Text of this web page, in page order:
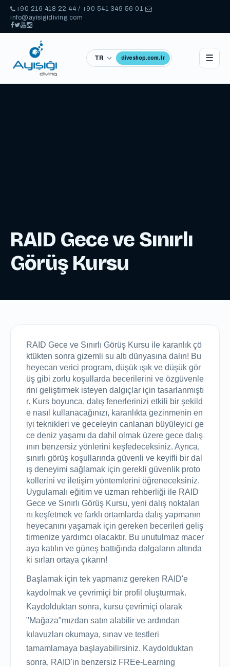
+90 216 418 22 44 / +90 541 349 56 01·
info@ayisigidiving.com
diveshop.com.tr ☰
RAID Gece ve Sınırlı
Görüş Kursu
RAID Gece ve Sınırlı Görüş Kursu ile karanlık çö
ktükten sonra gizemli su altı dünyasına dalın! Bu
heyecan verici program, düşük ışık ve düşük gör
üş gibi zorlu koşullarda becerilerini ve özgüvenle
rini geliştirmek isteyen dalgıçlar için tasarlanmıştı
r. Kurs boyunca, dalış fenerlerinizi etkili bir şekild
e nasıl kullanacağınızı, karanlıkta gezinmenin en
iyi teknikleri ve geceleyin canlanan büyüleyici ge
ce deniz yaşamı da dahil olmak üzere gece dalış
ının benzersiz yönlerini keşfedeceksiniz. Ayrıca,
sınırlı görüş koşullarında güvenli ve keyifli bir dal
ış deneyimi sağlamak için gerekli güvenlik proto
kollerini ve iletişim yöntemlerini öğreneceksiniz.
Uygulamalı eğitim ve uzman rehberliği ile RAID
Gece ve Sınırlı Görüş Kursu, yeni dalış noktaları
nı keşfetmek ve farklı ortamlarda dalış yapmanın
heyecanını yaşamak için gereken becerileri geliş
tirmenize yardımcı olacaktır. Bu unutulmaz macer
aya katılın ve güneş battığında dalgaların altında
ki sırları ortaya çıkarın!
Başlamak için tek yapmanız gereken RAID'e
kaydolmak ve çevrimiçi bir profil oluşturmak.
Kaydolduktan sonra, kursu çevrimiçi olarak
"Mağaza"mızdan satın alabilir ve ardından
kılavuzları okumaya, sınav ve testleri
tamamlamaya başlayabilirsiniz. Kaydolduktan
sonra, RAID'in benzersiz FREe-Learning